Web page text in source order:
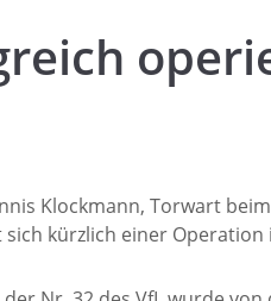
Klockmann, Torwart
sich kürzlich einer Operation